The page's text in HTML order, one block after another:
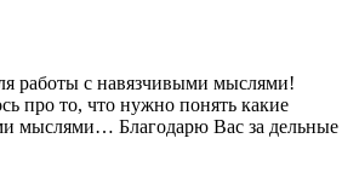
работы с навязчивыми мыслями!
про то, что нужно понять какие
мыслями… Благодарю Вас за дельные